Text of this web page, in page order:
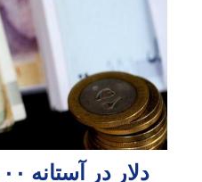
دلار در آستانه ۲۵۰۰۰ تومان